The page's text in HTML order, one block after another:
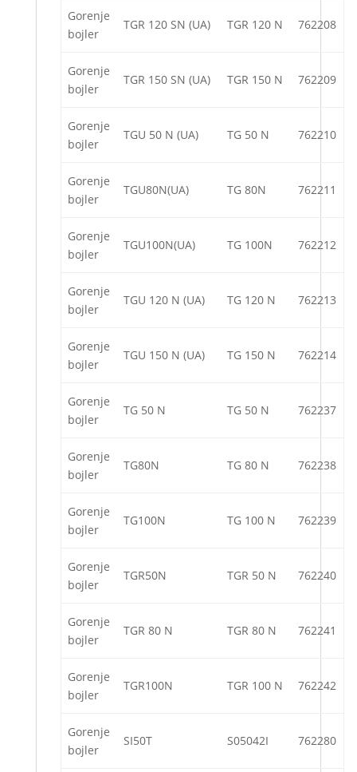
Gorenje
bojler
TGR 120 SN (UA) TGR 120 N 762208
Gorenje
bojler
TGR 150 SN (UA) TGR 150 N 762209
Gorenje
bojler
TGU 50 N (UA) TG 50 N 762210
Gorenje
bojler
TGU80N(UA) TG 80N 762211
Gorenje
bojler
TGU100N(UA) TG 100N 762212
Gorenje
bojler
TGU 120 N (UA) TG 120 N 762213
Gorenje
bojler
TGU 150 N (UA) TG 150 N 762214
Gorenje
bojler
TG 50 N TG 50 N 762237
Gorenje
bojler
TG80N TG 80 N 762238
Gorenje
bojler
TG100N TG 100 N 762239
Gorenje
bojler
TGR50N TGR 50 N 762240
Gorenje
bojler
TGR 80 N TGR 80 N 762241
Gorenje
bojler
TGR100N TGR 100 N 762242
Gorenje
bojler
SI50T S05042I 762280